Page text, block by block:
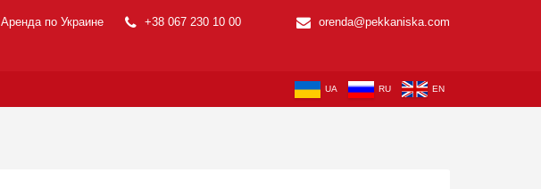
Аренда по Украине +38 067 230 10 00 orenda@pekkaniska.com
EN
RU
UA